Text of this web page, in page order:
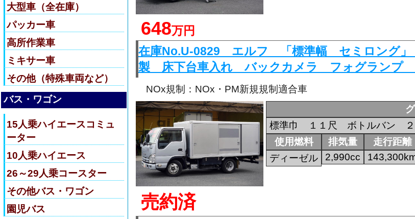
大型車（全在庫）
パッカー車
高所作業車
ミキサー車
その他（特殊車両など）
バス・ワゴン
15人乗ハイエースコミュ
ーター
10人乗ハイエース
26～29人乗コースター
その他バス・ワゴン
園児バス
648万円
在庫No.U-0829 エルフ 「標準幅 セミロング
製 床下台車入れ バックカメラ フォグランプ Ａ
NOx規制：NOx・PM新規規制適合車
売約済
標準巾 １１尺 ボトルバン ２
使用燃料
ディーゼル
排気量
2,990cc
走行距離